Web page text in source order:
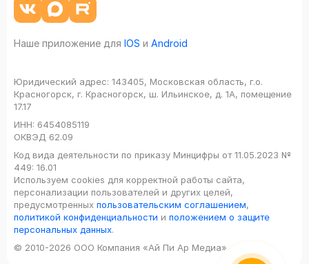
Наше приложение для IOS и Android
Юридический адрес: 143405, Московская область, г.о.
Красногорск, г. Красногорск, ш. Ильинское, д. 1А, помещение
17.17
ИНН: 6454085119
ОКВЭД 62.09
Код вида деятельности по приказу Минцифры от 11.05.2023 №
449: 16.01
Используем cookies для корректной работы сайта,
персонализации пользователей и других целей,
предусмотренных пользовательским соглашением,
политикой конфиденциальности и положением о защите
персональных данных.
© 2010-2026 ООО Компания «Ай Пи Ар Медиа»